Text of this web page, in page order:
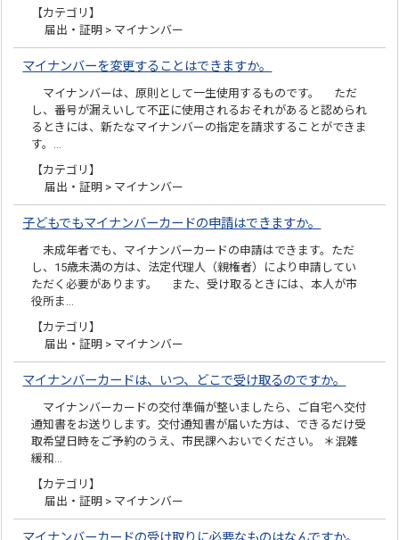
【カテゴリ】
届出・証明 > マイナンバー
マイナンバーを変更することはできますか。
マイナンバーは、原則として一生使用するものです。 ただ
し、番号が漏えいして不正に使用されるおそれがあると認められ
るときには、新たなマイナンバーの指定を請求することができま
す。…
【カテゴリ】
届出・証明 > マイナンバー
子どもでもマイナンバーカードの申請はできますか。
未成年者でも、マイナンバーカードの申請はできます。ただ
し、15歳未満の方は、法定代理人（親権者）により申請してい
ただく必要があります。 また、受け取るときには、本人が市
役所ま…
【カテゴリ】
届出・証明 > マイナンバー
マイナンバーカードは、いつ、どこで受け取るのですか。
マイナンバーカードの交付準備が整いましたら、ご自宅へ交付
通知書をお送りします。交付通知書が届いた方は、できるだけ受
取希望日時をご予約のうえ、市民課へおいでください。 ＊混雑
緩和…
【カテゴリ】
届出・証明 > マイナンバー